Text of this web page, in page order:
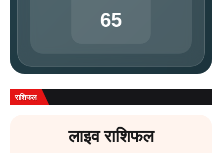
65
राशिफल
लाइव राशिफल